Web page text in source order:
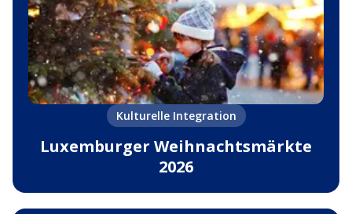
Kulturelle Integration
Luxemburger Weihnachtsmärkte
2026